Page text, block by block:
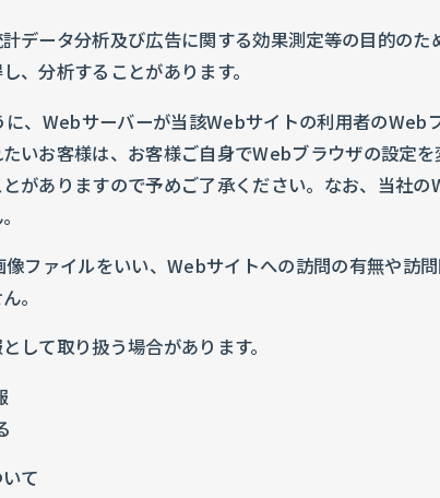
データ分析及び広告に関する効果測定等の目的の
、分析することがあります。
、Webサーバーが当該Webサイトの利用者の
いお客様は、お客様ご自身でWebブラウザの設定
がありますので予めご了承ください。なお、当社
ファイルをいい、Webサイトへの訪問の有無や訪
。
して取り扱う場合があります。
て